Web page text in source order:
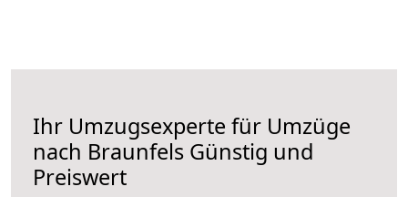
Ihr Umzugsexperte für Umzüge
nach Braunfels Günstig und
Preiswert